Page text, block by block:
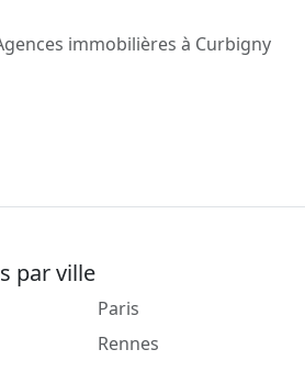
immobilières à Curbigny
par ville
Paris
Rennes